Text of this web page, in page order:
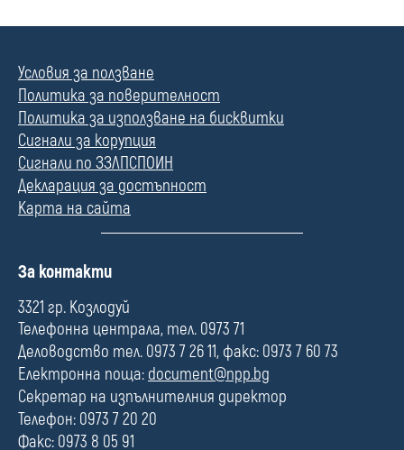
Условия за ползване
Политика за поверителност
Политика за използване на бисквитки
Сигнали за корупция
Сигнали по ЗЗЛПСПОИН
Декларация за достъпност
Карта на сайта
П
л
е
За контакти
3321 гр. Козлодуй
Телефонна централа, тел. 0973 71
Деловодство тел. 0973 7 26 11, факс: 0973 7 60 73
Електронна поща: document@npp.bg
Секретар на изпълнителния директор
Телефон: 0973 7 20 20
Факс: 0973 8 05 91